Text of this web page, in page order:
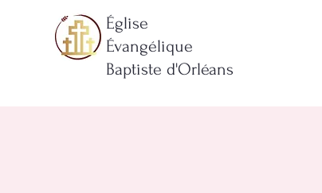
Église
Évangélique
Baptiste d'Orléans